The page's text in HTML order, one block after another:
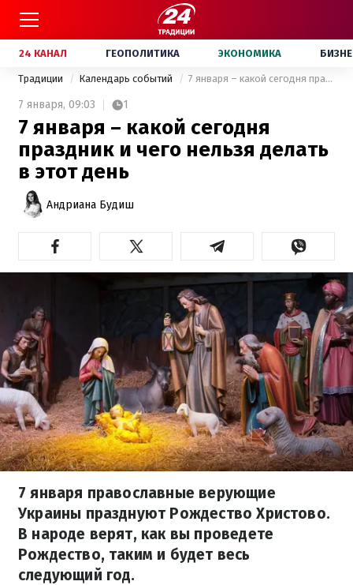
24 КАНАЛ ГЕОПОЛИТИКА ЭКОНОМИКА
Традиции Календарь событий 7 января – какой сегодня праздник и чего нельзя делать в этот день
7 января, 09:03 1
7 января – какой сегодня
праздник и чего нельзя делать
в этот день
Андриана Будиш
7 января православные верующие
Украины празднуют Рождество Христово.
В народе верят, как вы проведете
Рождество, таким и будет весь
следующий год.